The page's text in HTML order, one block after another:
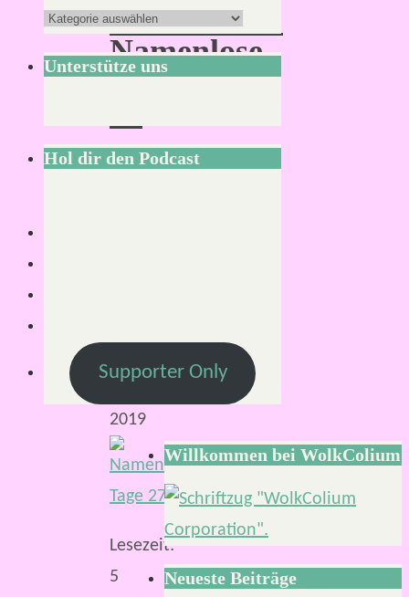
Convention:
Namenlose
Tage
2019
Lesezeit:
5
Wo
finde
ich
Unterstütze uns
Hol dir den Podcast
Supporter Only
Willkommen bei WolkColium
Neueste Beiträge